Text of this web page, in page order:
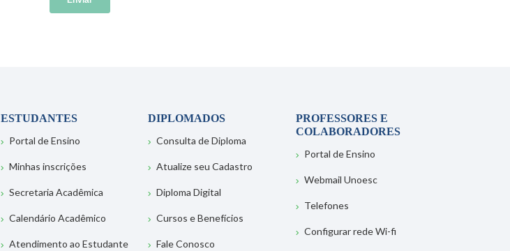
ESTUDANTES
Portal de Ensino
Minhas inscrições
Secretaria Acadêmica
Calendário Acadêmico
Atendimento ao Estudante
DIPLOMADOS
Consulta de Diploma
Atualize seu Cadastro
Diploma Digital
Cursos e Benefícios
Fale Conosco
PROFESSORES E
COLABORADORES
Portal de Ensino
Webmail Unoesc
Telefones
Configurar rede Wi-fi